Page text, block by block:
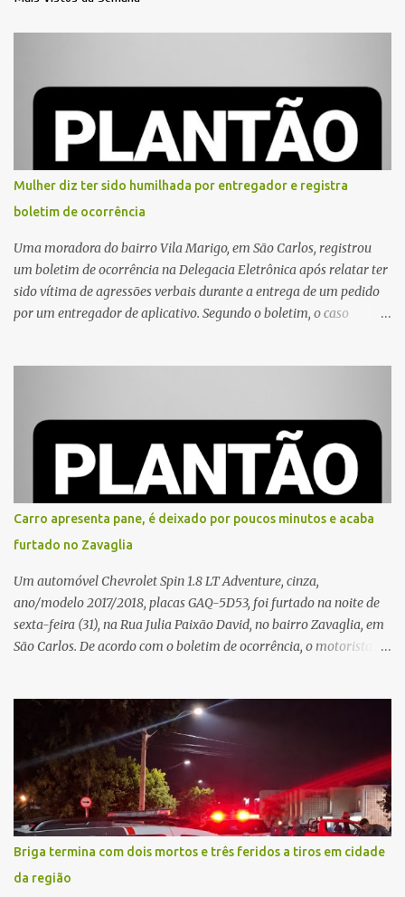
Mulher diz ter sido humilhada por entregador e registra
boletim de ocorrência
Uma moradora do bairro Vila Marigo, em São Carlos, registrou
um boletim de ocorrência na Delegacia Eletrônica após relatar ter
sido vítima de agressões verbais durante a entrega de um pedido
por um entregador de aplicativo. Segundo o boletim, o caso
proximidades. Ainda conforme o registro policial, a vítima relatou
que, ao receber a entrega, voltou a ser ofendida com palavras de
baixo calão e insultos. Ela informou à Polícia Civil que mora
sozinha e que se sentiu ameaçada, coagida e humilhada com a
situação. Fonte: São Carlos Agora
Carro apresenta pane, é deixado por poucos minutos e acaba
furtado no Zavaglia
Um automóvel Chevrolet Spin 1.8 LT Adventure, cinza,
ano/modelo 2017/2018, placas GAQ-5D53, foi furtado na noite de
sexta-feira (31), na Rua Julia Paixão David, no bairro Zavaglia, em
São Carlos. De acordo com o boletim de ocorrência, o motorista
partida. Ainda segundo o registro policial, o condutor estacionou o
carro, certificou-se de que todas as portas estavam trancadas,
permaneceu com a chave de ignição e se ausentou do local por
cerca de dez minutos para buscar ajuda. Ao retornar, constatou
que o automóvel havia desaparecido. A vítima realizou buscas
pelas imediações, mas não conseguiu localizar o veículo.
Conforme o boletim, um menino de aproximadamente 10 anos
relatou ter visto a Spin passando pelo local fazendo um forte ruído,
característica compatível com o problema mecânico que o veículo
Briga termina com dois mortos e três feridos a tiros em cidade
da região